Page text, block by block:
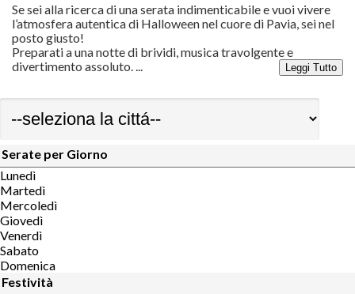
Se sei alla ricerca di una serata indimenticabile e vuoi vivere
l’atmosfera autentica di Halloween nel cuore di Pavia, sei nel
posto giusto!
Preparati a una notte di brividi, musica travolgente e
divertimento assoluto.
Leggi Tutto
Serate per Giorno
Lunedì
Martedì
Mercoledì
Giovedì
Venerdì
Sabato
Domenica
Festività